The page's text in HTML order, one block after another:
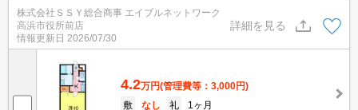
株式会社ＳＳＹ総合商事 エイブルネットワーク
高浜市役所前店
情報更新日 2026/07/30
詳細を見る
4.2万円(管理費等：3,000円)
敷
なし 礼 1ヶ月